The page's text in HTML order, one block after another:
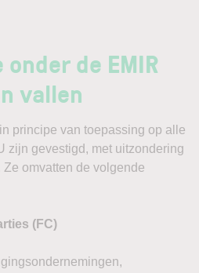
de EMIR
vallen
principe van toepassing op alle
zijn gevestigd, met uitzondering
omvatten de volgende
(FC)